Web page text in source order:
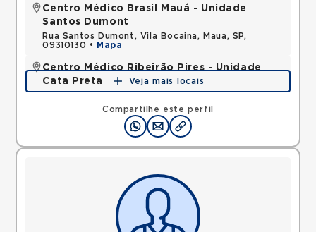
Compartilhe este perfil
Centro Médico Brasil Mauá - Unidade
Santos Dumont
Rua Santos Dumont, Vila Bocaina, Maua, SP,
09310130 •
Mapa
Centro Médico Ribeirão Pires - Unidade
Cata Preta
Rua Olimpia Cata Preta, Nucleo Colonial, Ribeirao
Pires, SP, 09424100 •Mapa
Veja mais locais